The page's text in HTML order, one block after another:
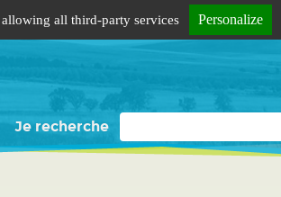
Je recherche
all third-party services Personalize